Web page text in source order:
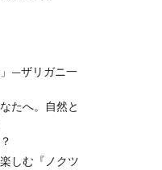
」—ザリガニ一
たへ。自然と
しむ『ノクツ